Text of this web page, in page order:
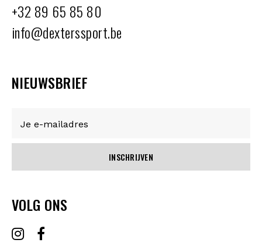
+32 89 65 85 80
info@dexterssport.be
NIEUWSBRIEF
INSCHRIJVEN
VOLG ONS